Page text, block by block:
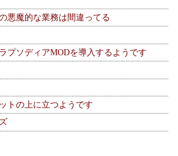
悪魔的な業務は間違ってる
プソディアMODを導入するようです
トの上に立つようです